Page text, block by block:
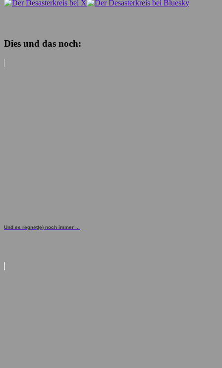
Dies und das noch:
Und es regnet(e) noch immer ...